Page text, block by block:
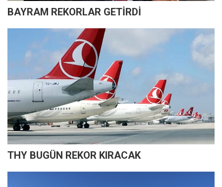
BAYRAM REKORLAR GETİRDİ
THY BUGÜN REKOR KIRACAK